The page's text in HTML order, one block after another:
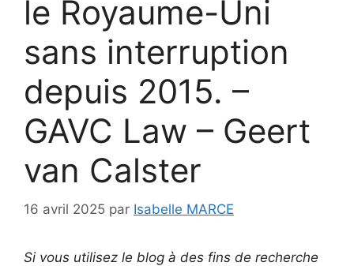
le Royaume-Uni
sans interruption
depuis 2015. –
GAVC Law – Geert
van Calster
16 avril 2025 par Isabelle MARCE
Si vous utilisez le blog à des fins de recherche